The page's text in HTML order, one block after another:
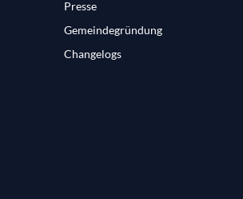
Presse
Gemeindegründung
Changelogs